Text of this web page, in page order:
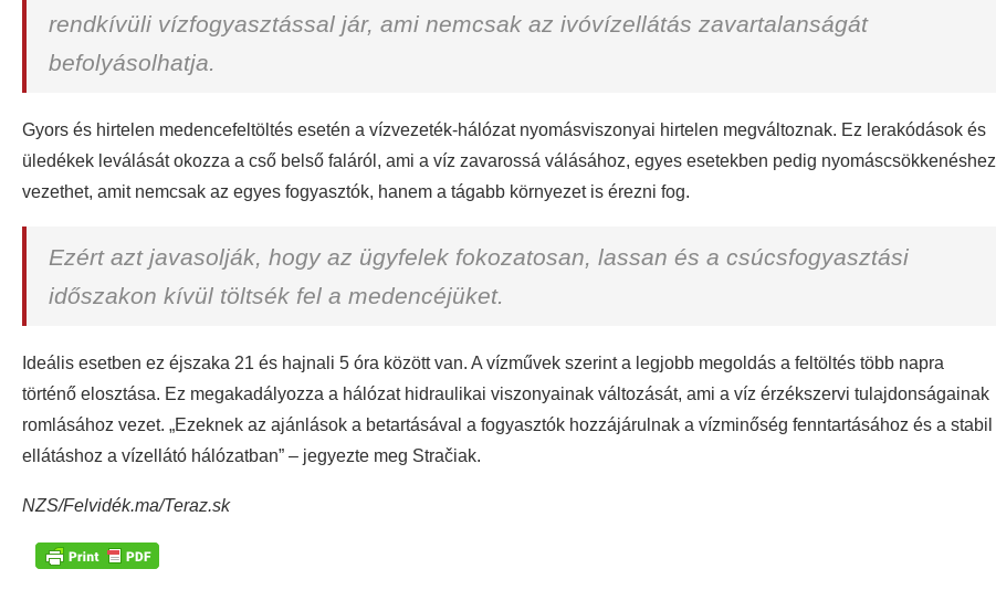
rendkívüli vízfogyasztással jár, ami nemcsak az ivóvízellátás zavartalanságát
befolyásolhatja.
Gyors és hirtelen medencefeltöltés esetén a vízvezeték-hálózat nyomásviszonyai hirtelen megváltoznak. Ez lerakódások és
üledékek leválását okozza a cső belső faláról, ami a víz zavarossá válásához, egyes esetekben pedig nyomáscsökkenéshez
vezethet, amit nemcsak az egyes fogyasztók, hanem a tágabb környezet is érezni fog.
Ezért azt javasolják, hogy az ügyfelek fokozatosan, lassan és a csúcsfogyasztási
időszakon kívül töltsék fel a medencéjüket.
Ideális esetben ez éjszaka 21 és hajnali 5 óra között van. A vízművek szerint a legjobb megoldás a feltöltés több napra
történő elosztása. Ez megakadályozza a hálózat hidraulikai viszonyainak változását, ami a víz érzékszervi tulajdonságainak
romlásához vezet. „Ezeknek az ajánlások a betartásával a fogyasztók hozzájárulnak a vízminőség fenntartásához és a stabil
ellátáshoz a vízellátó hálózatban” – jegyezte meg Stračiak.
NZS/Felvidék.ma/Teraz.sk